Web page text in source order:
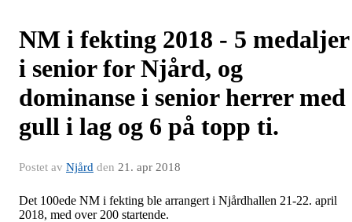
NM i fekting 2018 - 5 medaljer
i senior for Njård, og
dominanse i senior herrer med
gull i lag og 6 på topp ti.
Postet av Njård den 21. apr 2018
Det 100ede NM i fekting ble arrangert i Njårdhallen 21-22. april
2018, med over 200 startende.